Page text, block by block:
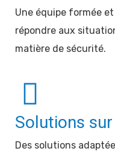
Une équipe formée
répondre aux
matière de sécurité.
Solutions
Des solutions